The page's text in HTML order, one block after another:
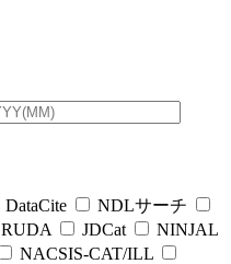
DataCite
NDLサーチ
RUDA JDCat
NINJAL
NACSIS-CAT/ILL